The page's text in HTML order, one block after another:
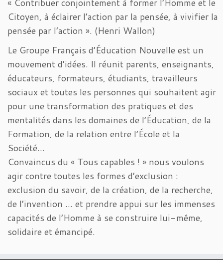
Citoyen, à éclairer l’action par la pensée, à vivifier la
pensée par l’action ». (Henri Wallon)
Le Groupe Français d’Éducation Nouvelle est un
mouvement d’idées. Il réunit parents, enseignants,
éducateurs, formateurs, étudiants, travailleurs
sociaux et toutes les personnes qui souhaitent agir
pour une transformation des pratiques et des
mentalités dans les domaines de l’Éducation, de la
Formation, de la relation entre l’École et la
Société…
Convaincus du « Tous capables ! » nous voulons
agir contre toutes les formes d’exclusion :
exclusion du savoir, de la création, de la recherche,
de l’invention … et prendre appui sur les immenses
capacités de l’Homme à se construire lui-même,
solidaire et émancipé.